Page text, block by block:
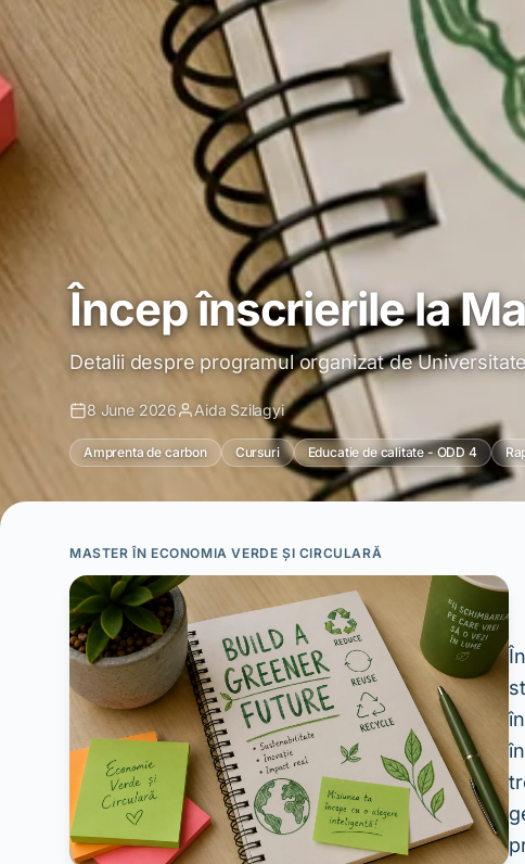
Încep înscrierile la
Detalii despre programul organizat de
8 June 2026 Aida Szilagyi
Amprenta de carbon Cursuri Educatie de calitate - ODD 4
MASTER ÎN ECONOMIA VERDE ȘI CIRCULARĂ